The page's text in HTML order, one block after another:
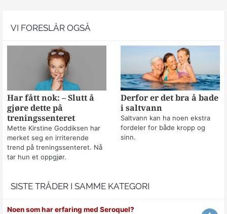
VI FORESLÅR OGSÅ
Har fått nok: – Slutt å
gjøre dette på
treningssenteret
Mette Kirstine Goddiksen har
merket seg en irriterende
trend på treningssenteret. Nå
tar hun et oppgjør.
Derfor er det bra å bade
i saltvann
Saltvann kan ha noen ekstra
fordeler for både kropp og
sinn.
SISTE TRÅDER I SAMME KATEGORI
Noen som har erfaring med Seroquel?